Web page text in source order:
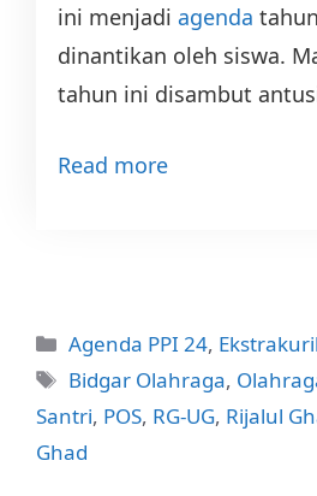
ini menjadi agenda
dinantikan oleh siswa.
tahun ini dis­ambut
Read more
Categories
Agenda PPI 24,
Tags
Bidgar Olahraga,
Santri, POS, RG-UG, Rijalul
Ghad